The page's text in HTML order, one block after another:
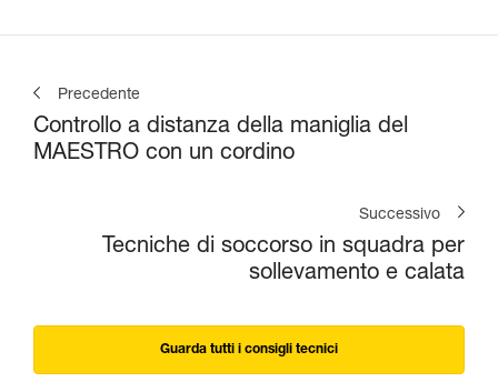
Precedente
Controllo a distanza della maniglia del
MAESTRO con un cordino
Successivo
Tecniche di soccorso in squadra per
sollevamento e calata
Guarda tutti i consigli tecnici